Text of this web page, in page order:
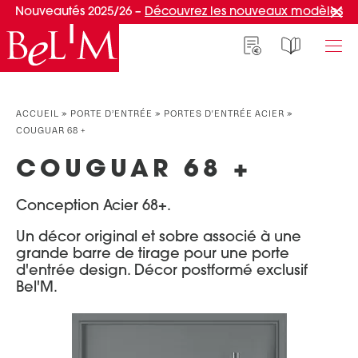
Nouveautés 2025/26 – Découvrez les nouveaux modèles
PAR TYPE
Portes d’entrée
Portes d’entrée grand trafic
PAR STYLE
Portes d’entrée contemporaines
Portes d’entrée classiques
Portes d’entrée vitrées
PAR TYPE
Marquises
S'INSPIRER ET CHOISIR
Témoignages clients
Une entrée sur mesure
Accueil connecté
Faire mon choix
RÉUSSIR MON PROJET
Conseils de pro
ACCUEIL » PORTE D’ENTRÉE » PORTES D'ENTRÉE ACIER »
COUGUAR 68 +
COUGUAR 68 +
Conception Acier 68+.
Un décor original et sobre associé à une
grande barre de tirage pour une porte
d'entrée design. Décor postformé exclusif
Bel'M.